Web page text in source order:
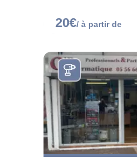
20€/ à partir de